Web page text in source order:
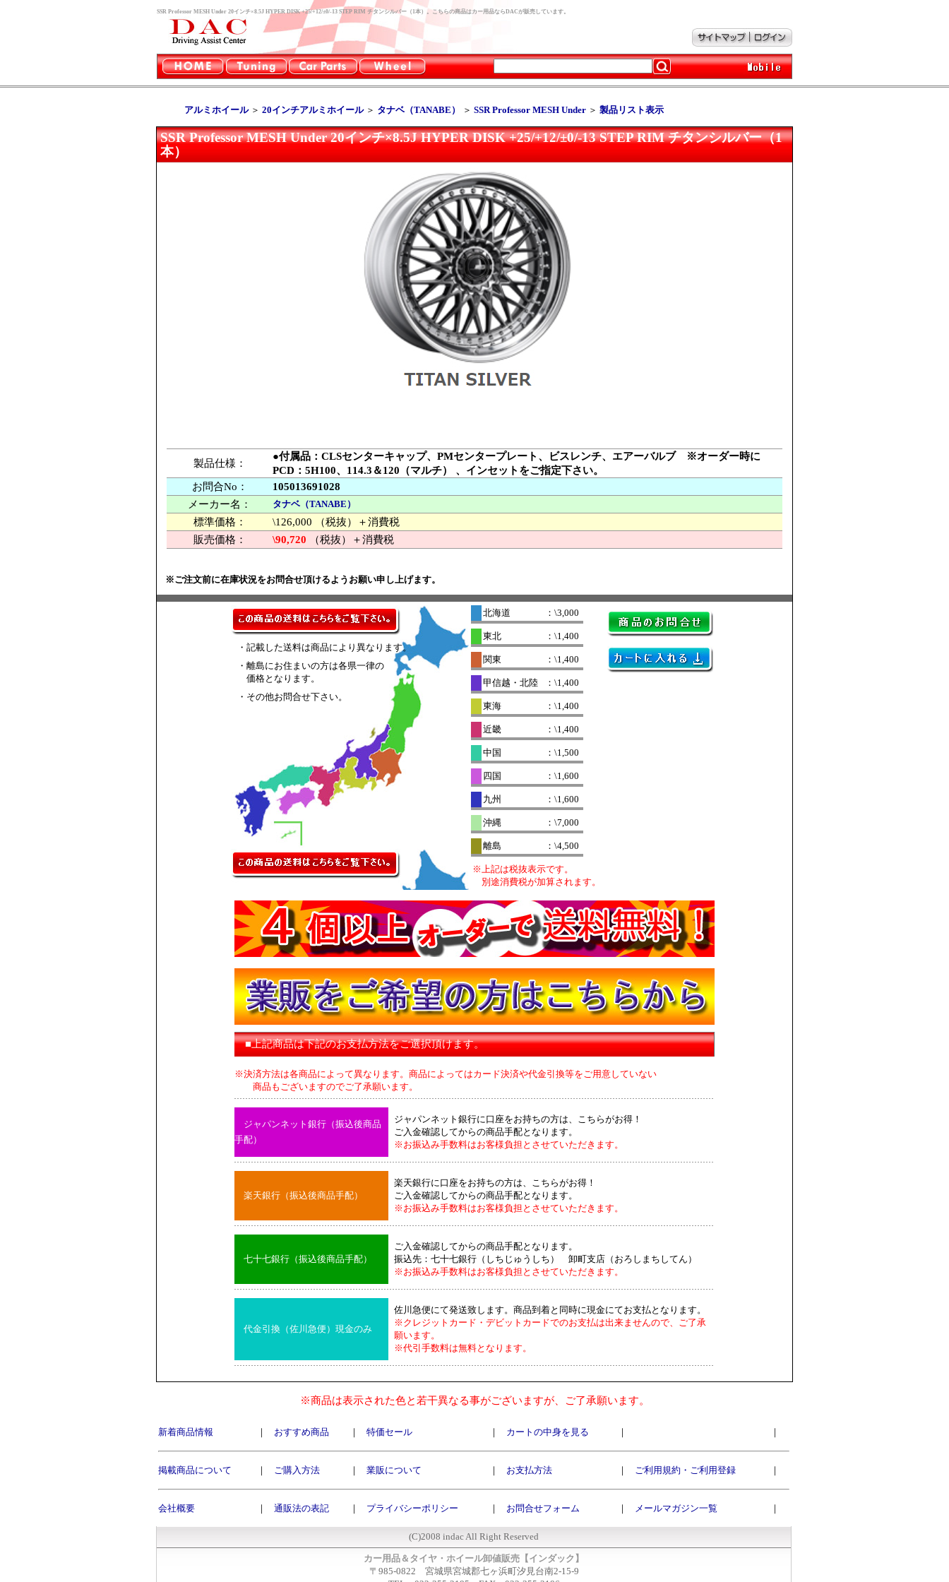
SSR Professor MESH Under 20インチ×8.5J HYPER DISK +25/+12/±0/-13 STEP RIM チタンシルバー（1本）。こちらの商品はカー用品ならDACが販売しています。
アルミホイール＞ 20インチアルミホイール＞ タナベ（TANABE） ＞ SSR Professor MESH Under ＞ 製品リスト表示
SSR Professor MESH Under 20インチ×8.5J HYPER DISK +25/+12/±0/-13 STEP RIM チタンシルバー（1
本）
製品仕様：
●付属品：CLSセンターキャップ、PMセンタープレート、ビスレンチ、エアーバルブ ※オーダー時に
PCD：5H100、114.3＆120（マルチ） 、インセットをご指定下さい。
お問合No：
105013691028
メーカー名：
タナベ（TANABE）
標準価格：
\126,000 （税抜）＋消費税
販売価格：
\90,720 （税抜）＋消費税
※ご注文前に在庫状況をお問合せ頂けるようお願い申し上げます。
・記載した送料は商品により異なります。
・離島にお住まいの方は各県一律の
価格となります。
・その他お問合せ下さい。
北海道 ：\3,000
東北 ：\1,400
関東 ：\1,400
甲信越・北陸 ：\1,400
東海 ：\1,400
近畿 ：\1,400
中国 ：\1,500
四国 ：\1,600
九州 ：\1,600
沖縄 ：\7,000
離島 ：\4,500
※上記は税抜表示です。
別途消費税が加算されます。
■上記商品は下記のお支払方法をご選択頂けます。
※決済方法は各商品によって異なります。商品によってはカード決済や代金引換等をご用意していない
商品もございますのでご了承願います。
ジャパンネット銀行（振込後商品
手配）
ジャパンネット銀行に口座をお持ちの方は、こちらがお得！
ご入金確認してからの商品手配となります。
※お振込み手数料はお客様負担とさせていただきます。
楽天銀行（振込後商品手配）
楽天銀行に口座をお持ちの方は、こちらがお得！
ご入金確認してからの商品手配となります。
※お振込み手数料はお客様負担とさせていただきます。
七十七銀行（振込後商品手配）
ご入金確認してからの商品手配となります。
振込先：七十七銀行（しちじゅうしち） 卸町支店（おろしまちしてん）
※お振込み手数料はお客様負担とさせていただきます。
代金引換（佐川急便）現金のみ
佐川急便にて発送致します。商品到着と同時に現金にてお支払となります。
※クレジットカード・デビットカードでのお支払は出来ませんので、ご了承
願います。
※代引手数料は無料となります。
※商品は表示された色と若干異なる事がございますが、ご了承願います。
新着商品情報 ｜ おすすめ商品 ｜ 特価セール ｜ カートの中身を見る ｜ ｜
掲載商品について ｜ ご購入方法 ｜ 業販について ｜ お支払方法 ｜ ご利用規約・ご利用登録 ｜
会社概要 ｜ 通販法の表記 ｜ プライバシーポリシー ｜ お問合せフォーム ｜ メールマガジン一覧 ｜
(C)2008 indac All Right Reserved
カー用品＆タイヤ・ホイール卸値販売【インダック】
〒985-0822 宮城県宮城郡七ヶ浜町汐見台南2-15-9